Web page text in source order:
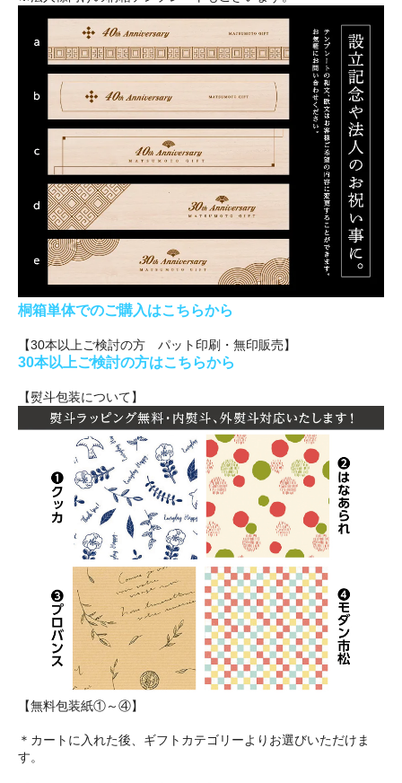
桐箱単体でのご購入はこちらから
【30本以上ご検討の方 パット印刷・無印販売】
30本以上ご検討の方はこちらから
【熨斗包装について】
【無料包装紙①～④】
＊カートに入れた後、ギフトカテゴリーよりお選びいただけま
す。